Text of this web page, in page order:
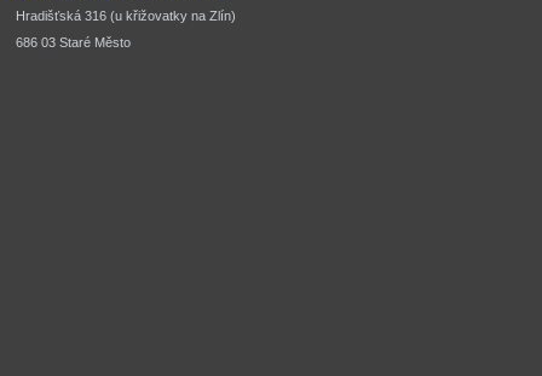
Hradišťská 316 (u křižovatky na Zlín)
686 03 Staré Město